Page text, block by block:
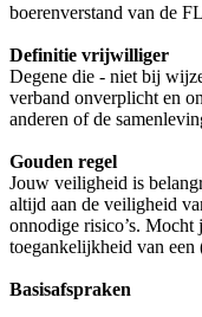
boerenverstand van de
Definitie vrijwilliger
Degene die - niet bij
verband onverplicht en
anderen of de
Gouden regel
Jouw veiligheid is
altijd aan de veiligheid
onnodige risico’s.
toegankelijkheid van een
Basisafspraken